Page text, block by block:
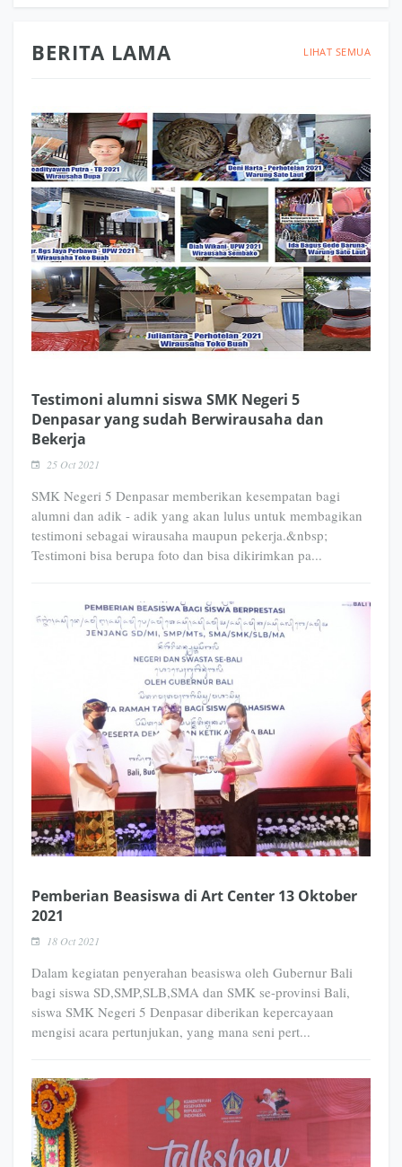
BERITA LAMA LIHAT SEMUA
Testimoni alumni siswa SMK Negeri 5
Denpasar yang sudah Berwirausaha dan
Bekerja
25 Oct 2021
SMK Negeri 5 Denpasar memberikan kesempatan bagi
alumni dan adik - adik yang akan lulus untuk membagikan
testimoni sebagai wirausaha maupun pekerja.&nbsp;
Testimoni bisa berupa foto dan bisa dikirimkan pa...
Pemberian Beasiswa di Art Center 13 Oktober
2021
18 Oct 2021
Dalam kegiatan penyerahan beasiswa oleh Gubernur Bali
bagi siswa SD,SMP,SLB,SMA dan SMK se-provinsi Bali,
siswa SMK Negeri 5 Denpasar diberikan kepercayaan
mengisi acara pertunjukan, yang mana seni pert...